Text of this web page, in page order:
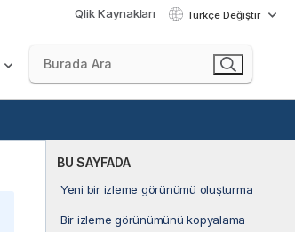
Qlik Kaynakları Türkçe Değiştir
BU SAYFADA
Yeni bir izleme görünümü oluşturma
Bir izleme görünümünü kopyalama